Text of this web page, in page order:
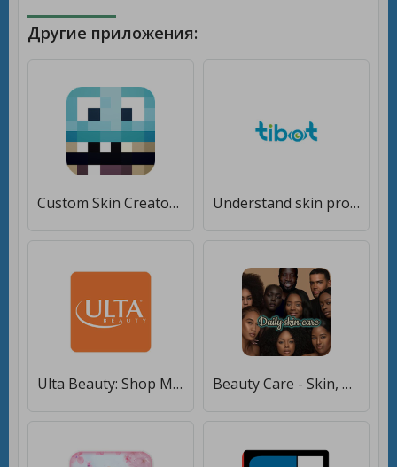
Другие приложения:
Custom Skin Creator For Minecraft [Premium] Understand skin problems
Ulta Beauty: Shop Makeup, Skin, Hair & Perfume [Полная версия] Beauty Care - Skin, Hair, Face, Eyes, Teeth [Unlocked]